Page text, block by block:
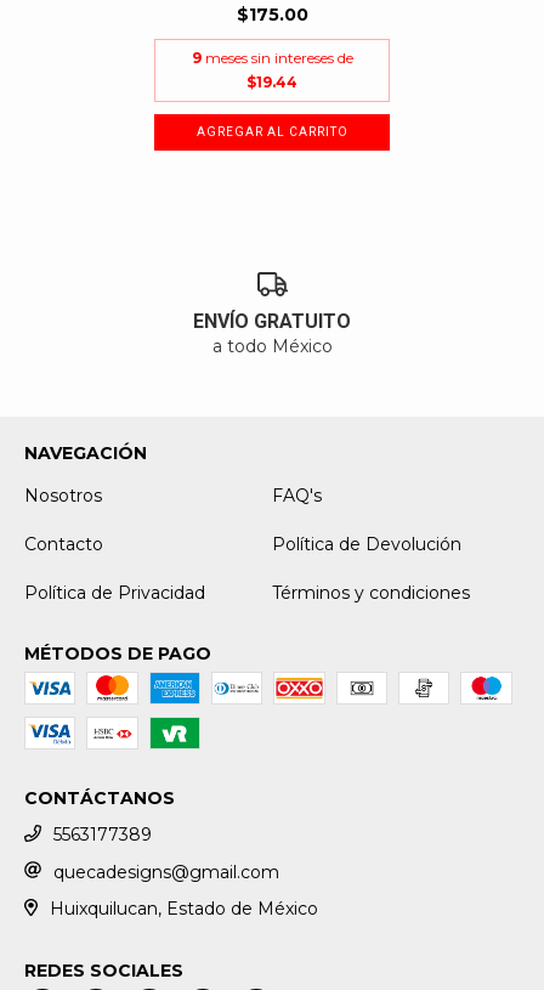
$175.00
9 meses sin intereses de
$19.44
ENVÍO GRATUITO
a todo México
NAVEGACIÓN
Nosotros
FAQ's
Contacto Política de Devolución
Política de Privacidad Términos y condiciones
MÉTODOS DE PAGO
CONTÁCTANOS
5563177389
quecadesigns@gmail.com
Huixquilucan, Estado de México
REDES SOCIALES